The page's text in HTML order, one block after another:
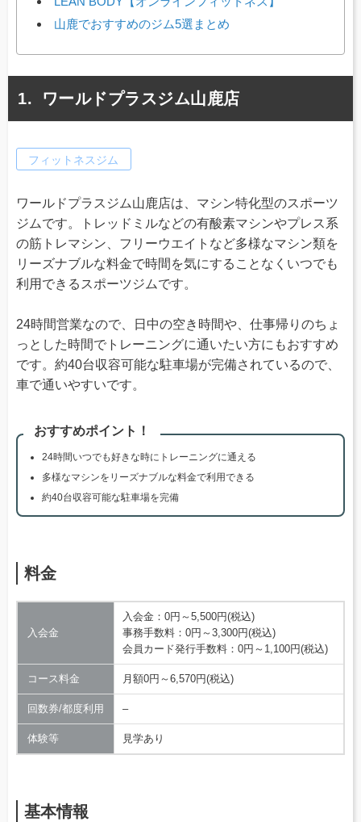
山鹿でおすすめのジム5選まとめ
ワールドプラスジム山鹿店
フィットネスジム
ワールドプラスジム山鹿店は、マシン特化型のスポーツ
ジムです。トレッドミルなどの有酸素マシンやプレス系
の筋トレマシン、フリーウエイトなど多様なマシン類を
リーズナブルな料金で時間を気にすることなくいつでも
利用できるスポーツジムです。
24時間営業なので、日中の空き時間や、仕事帰りのちょ
っとした時間でトレーニングに通いたい方にもおすすめ
です。約40台収容可能な駐車場が完備されているので、
車で通いやすいです。
おすすめポイント！
24時間いつでも好きな時にトレーニングに通える
多様なマシンをリーズナブルな料金で利用できる
約40台収容可能な駐車場を完備
料金
入会金
入会金：0円～5,500円(税込)
事務手数料：0円～3,300円(税込)
会員カード発行手数料：0円～1,100円(税込)
コース料金 月額0円～6,570円(税込)
回数券/都度利用 –
体験等 見学あり
基本情報